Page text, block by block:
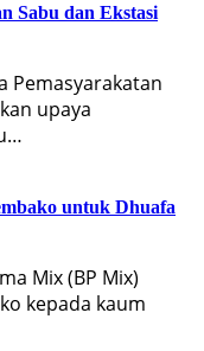
Sabu dan Ekstasi
Pemasyarakatan
upaya
untuk Dhuafa
Mix (BP Mix)
kepada kaum